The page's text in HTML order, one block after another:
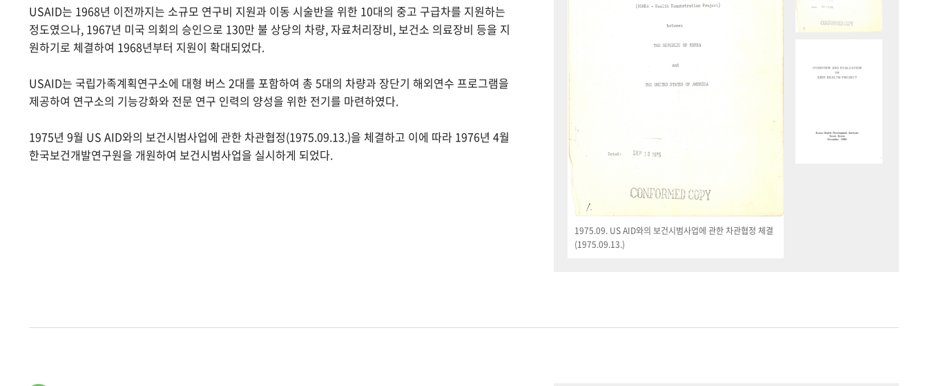
USAID는 1968년 이전까지는 소규모 연구비 지원과 이동 시술반을 위한 10대의 중고 구급차를 지원하는
정도였으나, 1967년 미국 의회의 승인으로 130만 불 상당의 차량, 자료처리장비, 보건소 의료장비 등을 지
원하기로 체결하여 1968년부터 지원이 확대되었다.
USAID는 국립가족계획연구소에 대형 버스 2대를 포함하여 총 5대의 차량과 장단기 해외연수 프로그램을
제공하여 연구소의 기능강화와 전문 연구 인력의 양성을 위한 전기를 마련하였다.
1975년 9월 US AID와의 보건시범사업에 관한 차관협정(1975.09.13.)을 체결하고 이에 따라 1976년 4월
한국보건개발연구원을 개원하여 보건시범사업을 실시하게 되었다.
1975.09. US AID와의 보건시범사업에 관한 차관협정 체결
(1975.09.13.)